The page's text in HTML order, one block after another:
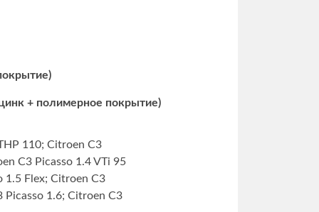
+ полимерное покрытие)
110; Citroen C3
C3 Picasso 1.4 VTi 95
1.5 Flex; Citroen C3
Picasso 1.6; Citroen C3